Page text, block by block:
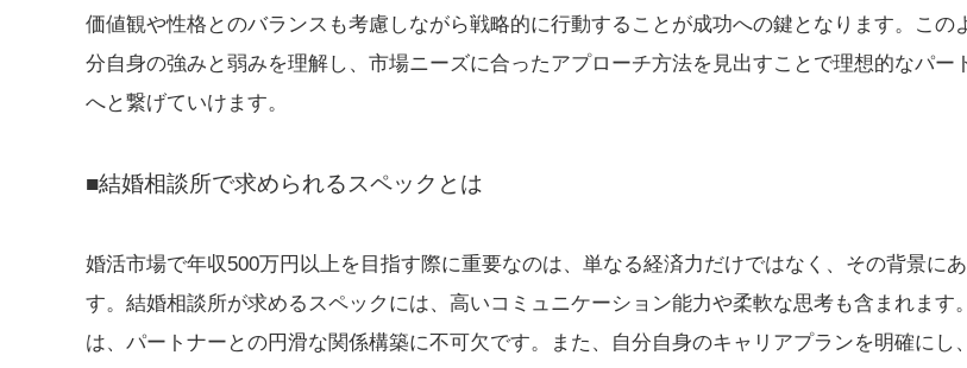
価値観や性格とのバランスも考慮しながら戦略的に行動することが成功への鍵となります。この
分自身の強みと弱みを理解し、市場ニーズに合ったアプローチ方法を見出すことで理想的なパー
へと繋げていけます。
■結婚相談所で求められるスペックとは
婚活市場で年収500万円以上を目指す際に重要なのは、単なる経済力だけではなく、その背景に
す。結婚相談所が求めるスペックには、高いコミュニケーション能力や柔軟な思考も含まれます
は、パートナーとの円滑な関係構築に不可欠です。また、自分自身のキャリアプランを明確にし